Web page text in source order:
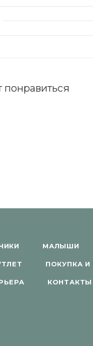
МАЛЫШИ
ПОКУПКА И
КОНТАКТЫ